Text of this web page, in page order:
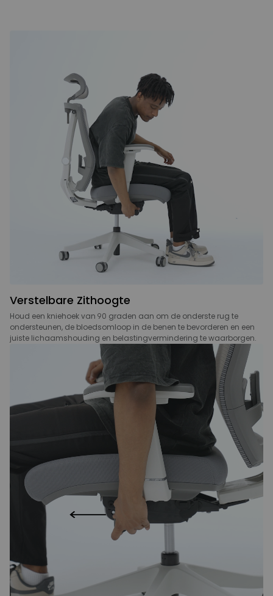
Verstelbare Zithoogte
Houd een kniehoek van 90 graden aan om de onderste rug te
ondersteunen, de bloedsomloop in de benen te bevorderen en een
juiste lichaamshouding en belastingvermindering te waarborgen.